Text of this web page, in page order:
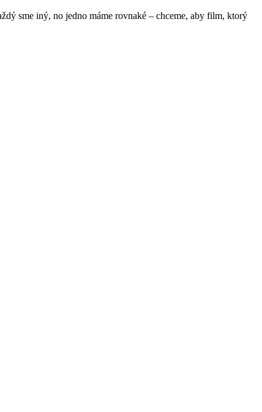
sme iný, no jedno máme rovnaké – chceme, aby film, ktorý